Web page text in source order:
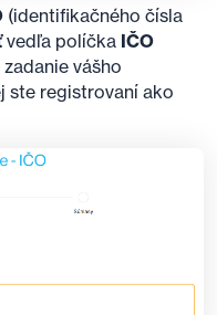
(identifikačného čísla
vedľa políčka IČO
vášho
ste registrovaní ako